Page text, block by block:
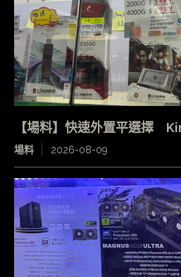
【場料】快速外置平選擇
場料 2026-08-09